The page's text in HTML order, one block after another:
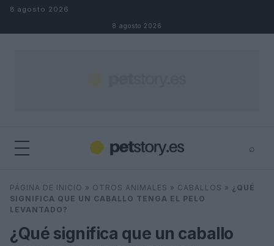
Saltar al contenido
8 agosto 2026
8 agosto 2026
⌕
Buscar ⌕ ×
PÁGINA DE INICIO » OTROS ANIMALES » CABALLOS » ¿QUÉ
SIGNIFICA QUE UN CABALLO TENGA EL PELO
LEVANTADO?
¿Qué significa que un caballo